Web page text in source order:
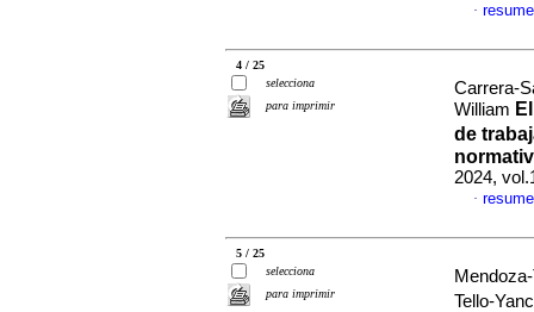
·
4 / 25
selecciona
para imprimir
Carrera-
William
de
2024,
·
5 / 25
selecciona
para imprimir
Tello-